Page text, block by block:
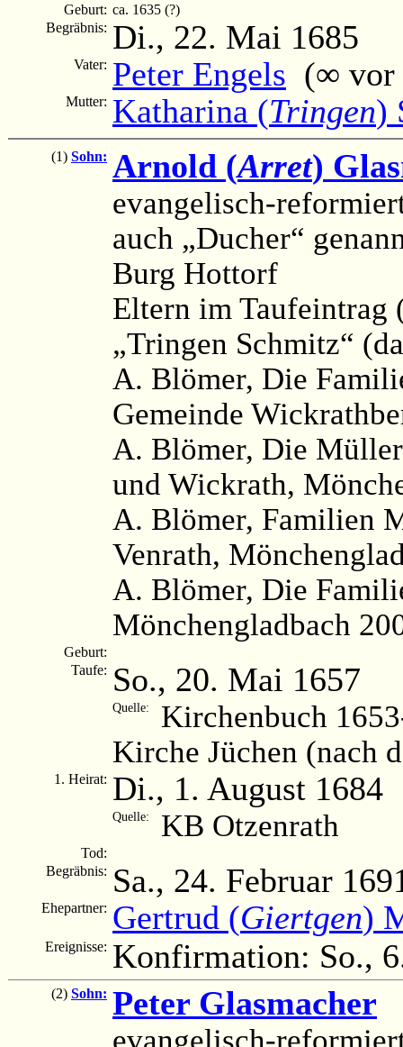
Geburt: ca. 1635 (?)
Begräbnis: Di., 22. Mai 1685
Vater: Peter Engels (∞ vor
Mutter: Katharina (Tringen)
(1) Sohn: Arnold (Arret)
evangelisch-
auch „Ducher“
Burg Hottorf
Eltern im Taufeintrag
„Tringen Schmitz“
A. Blömer, Die
Gemeinde
A. Blömer, Die
und Wickrath,
A. Blömer, Familien
Venrath,
A. Blömer, Die
Mönchengladbach
Geburt:
Taufe: So., 20. Mai 1657
Quelle:
Kirchenbuch
Kirche Jüchen (nach
1. Heirat: Di., 1. August 1684
Quelle: KB Otzenrath
Tod:
Begräbnis: Sa., 24. Februar
Ehepartner: Gertrud (Giertgen)
Ereignisse: Konfirmation: So.,
(2) Sohn: Peter Glasmacher
evangelisch-